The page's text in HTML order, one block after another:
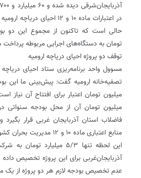
در اعتبارات ماده ۱۰ و ۱۲
حالی است که تاکنون از مجموع این دو
تومان به دستگاه‌های اجرایی مربوطه
توقف دو پروژه‌ احیای دریاچه ارومیه
مسوول واحد برنامه‌ریزی ستاد احیای
میلیون تومان آن از محل بودجه سنواتی
منابع اعتباری ماده ۱۰ و ۱۲
این لحظه تنها ۵/۳ میلیارد
آذربایجان‌غربی برای این پروژه تخصیص
عدم تخصیص بودجه لازم هر دو پروژه از یک